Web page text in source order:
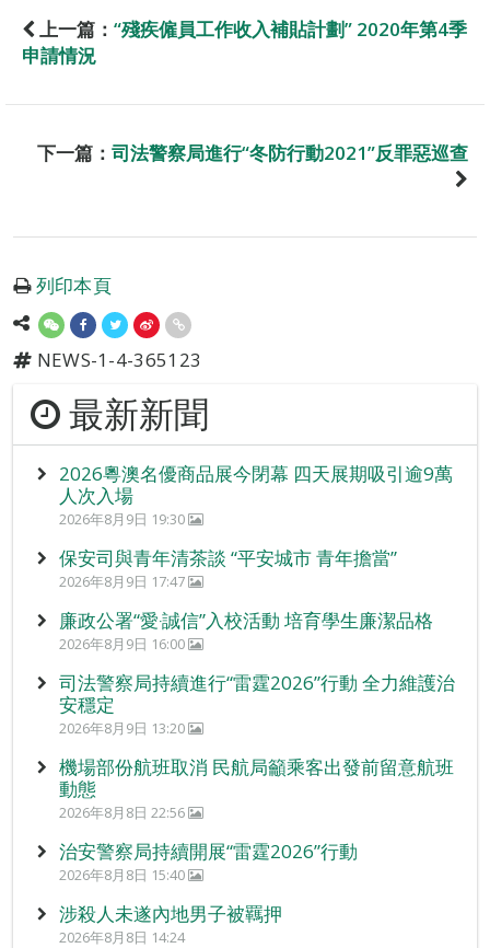
上一篇： “殘疾僱員工作收入補貼計劃” 2020年第4季
申請情況
下一篇： 司法警察局進行“冬防行動2021”反罪惡巡查
列印本頁
NEWS-1-4-365123
最新新聞
2026粵澳名優商品展今閉幕 四天展期吸引逾9萬
人次入場
2026年8月9日 19:30
保安司與青年清茶談 “平安城市 青年擔當”
2026年8月9日 17:47
廉政公署“愛‧誠信”入校活動 培育學生廉潔品格
2026年8月9日 16:00
司法警察局持續進行“雷霆2026”行動 全力維護治
安穩定
2026年8月9日 13:20
機場部份航班取消 民航局籲乘客出發前留意航班
動態
2026年8月8日 22:56
治安警察局持續開展“雷霆2026”行動
2026年8月8日 15:40
涉殺人未遂內地男子被羈押
2026年8月8日 14:24